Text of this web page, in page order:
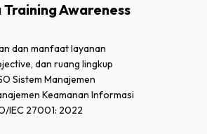
Training Awareness
dan manfaat layanan
dan ruang lingkup
Sistem Manajemen
Keamanan Informasi
IEC 27001: 2022